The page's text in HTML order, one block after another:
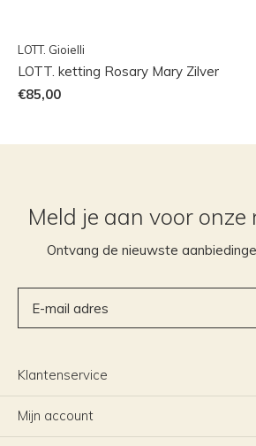
LOTT. Gioielli
LOTT. ketting Rosary Mary Zilver
€85,00
Meld je aan voor
Ontvang de nieuwste
Klantenservice
Mijn account